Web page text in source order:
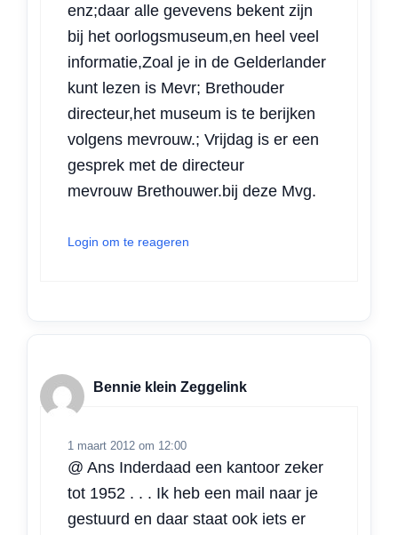
enz;daar alle gevevens bekent zijn
bij het oorlogsmuseum,en heel veel
informatie,Zoal je in de Gelderlander
kunt lezen is Mevr; Brethouder
directeur,het museum is te berijken
volgens mevrouw.; Vrijdag is er een
gesprek met de directeur
mevrouw Brethouwer.bij deze Mvg.
Login om te reageren
Bennie klein Zeggelink
1 maart 2012 om 12:00
@ Ans Inderdaad een kantoor zeker
tot 1952 . . . Ik heb een mail naar je
gestuurd en daar staat ook iets er